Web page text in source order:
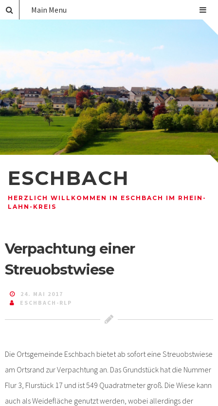
ESCHBACH
HERZLICH WILLKOMMEN IN ESCHBACH IM RHEIN-
LAHN-KREIS
Main Menu
Verpachtung einer
Streuobstwiese
24. MAI 2017
ESCHBACH-RLP
Die Ortsgemeinde Eschbach bietet ab sofort eine Streuobstwiese
am Ortsrand zur Verpachtung an. Das Grundstück hat die Nummer
Flur 3, Flurstück 17 und ist 549 Quadratmeter groß. Die Wiese kann
auch als Weidefläche genutzt werden, wobei allerdings der